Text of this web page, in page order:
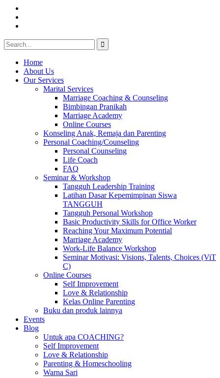
Search
for:
Home
About Us
Our Services
Marital Services
Marriage Coaching & Counseling
Bimbingan Pranikah
Marriage Academy
Online Courses
Konseling Anak, Remaja dan Parenting
Personal Coaching/Counseling
Personal Counseling
Life Coach
FAQ
Seminar & Workshop
Tangguh Leadership Training
Latihan Dasar Kepemimpinan Siswa
TANGGUH
Tangguh Personal Workshop
Basic Productivity Skills for Office Worker
Reaching Your Maximum Potential
Marriage Academy
Work-Life Balance Workshop
Seminar Motivasi: Visions, Talents, Choices (ViT
C)
Online Courses
Self Improvement
Love & Relationship
Kelas Online Parenting
Buku dan produk lainnya
Events
Blog
Untuk apa COACHING?
Self Improvement
Love & Relationship
Parenting & Homeschooling
Warna Sari